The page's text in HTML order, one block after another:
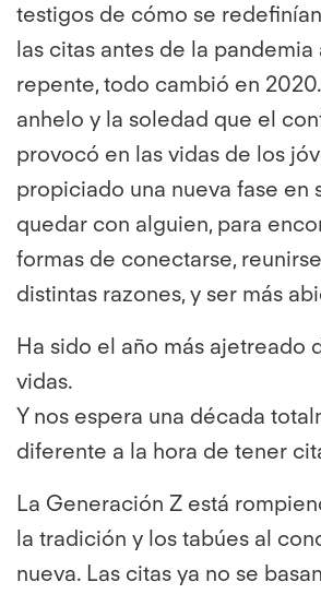
testigos de cómo se
las citas antes de la pandemia
repente, todo cambió en
anhelo y la soledad que el
provocó en las vidas de los
propiciado una nueva fase en
quedar con alguien, para
formas de conectarse,
distintas razones, y ser más
Ha sido el año más ajetreado
vidas.
Y nos espera una década
diferente a la hora de tener
La Generación Z está
la tradición y los tabúes al
nueva. Las citas ya no se